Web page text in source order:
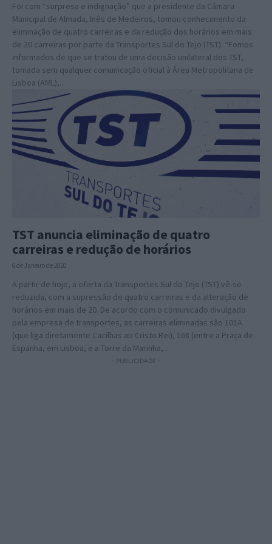
Foi com “surpresa e indignação” que a presidente da Câmara
Municipal de Almada, Inês de Medeiros, tomou conhecimento da
eliminação de quatro carreiras e da redução dos horários em mais
de 20 carreiras por parte da Transportes Sul do Tejo (TST). “Fomos
informados de que se tratou de uma decisão unilateral dos TST,
tomada sem qualquer comunicação oficial à Área Metropolitana de
Lisboa (AML),...
TST anuncia eliminação de quatro
carreiras e redução de horários
6 de Janeiro de 2020
A partir de hoje, a oferta da Transportes Sul do Tejo (TST) vê-se
reduzida, com a supressão de quatro carreiras e da alteração de
horários em mais de 20. De acordo com o comunicado divulgado
pela empresa de transportes, as carreiras eliminadas são 101A
(que liga diretamente Cacilhas ao Cristo Rei), 168 (entre a Praça de
Espanha, em Lisboa, e a Torre da Marinha,...
- PUBLICIDADE -